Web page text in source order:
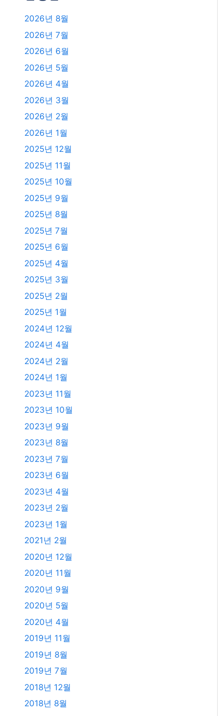
2025년 11월
2025년 10월
2025년 9월
2025년 8월
2025년 7월
2025년 6월
2025년 4월
2025년 3월
2025년 2월
2025년 1월
2024년 12월
2024년 4월
2024년 2월
2024년 1월
2023년 11월
2023년 10월
2023년 9월
2023년 8월
2023년 7월
2023년 6월
2023년 4월
2023년 2월
2023년 1월
2021년 2월
2020년 12월
2020년 11월
2020년 9월
2020년 5월
2020년 4월
2019년 11월
2019년 8월
2019년 7월
2018년 12월
2018년 8월
2018년 6월
2018년 5월
2018년 2월
2018년 1월
2017년 12월
2017년 11월
2017년 10월
2017년 7월
2011년 3월